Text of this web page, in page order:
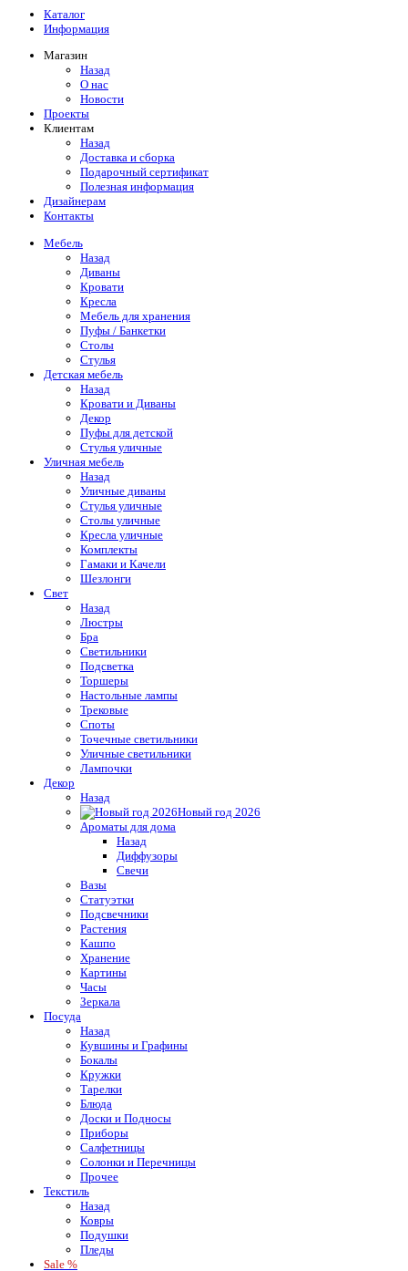
Каталог
Информация
Магазин
Назад
О нас
Новости
Проекты
Клиентам
Назад
Доставка и сборка
Подарочный сертификат
Полезная информация
Дизайнерам
Контакты
Мебель
Назад
Диваны
Кровати
Кресла
Мебель для хранения
Пуфы / Банкетки
Столы
Стулья
Детская мебель
Назад
Кровати и Диваны
Декор
Пуфы для детской
Стулья уличные
Уличная мебель
Назад
Уличные диваны
Стулья уличные
Столы уличные
Кресла уличные
Комплекты
Гамаки и Качели
Шезлонги
Свет
Назад
Люстры
Бра
Светильники
Подсветка
Торшеры
Настольные лампы
Трековые
Споты
Точечные светильники
Уличные светильники
Лампочки
Декор
Назад
Новый год 2026
Ароматы для дома
Назад
Диффузоры
Свечи
Вазы
Статуэтки
Подсвечники
Растения
Кашпо
Хранение
Картины
Часы
Зеркала
Посуда
Назад
Кувшины и Графины
Бокалы
Кружки
Тарелки
Блюда
Доски и Подносы
Приборы
Салфетницы
Солонки и Перечницы
Прочее
Текстиль
Назад
Ковры
Подушки
Пледы
Sale %